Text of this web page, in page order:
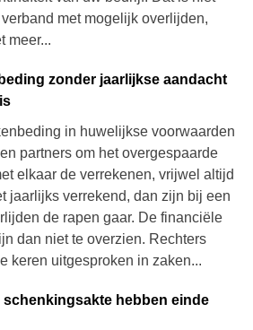
met mogelijk overlijden,
meer...
zonder jaarlijkse aandacht
in huwelijkse voorwaarden
partners om het overgespaarde
elkaar de verrekenen, vrijwel altijd
jaarlijks verrekend, dan zijn bij een
de rapen gaar. De financiële
dan niet te overzien. Rechters
keren uitgesproken in zaken...
schenkingsakte hebben einde